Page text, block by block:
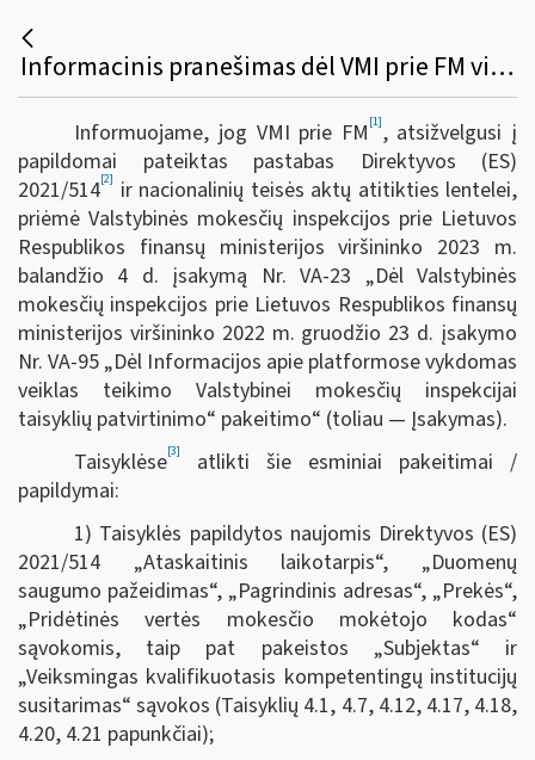
Informacinis pranešimas dėl VMI prie FM viršininko 2023 m. balandžio 4 d. įsakymo Nr. VA-23 „Dėl VMI prie FM viršininko 2022 m. gruodžio 23 d. įsakymo Nr. VA-95 „Dėl informacijos apie platformose vykdomas veiklas teikimo VMI taisyklių patvirtinimo“ pakeitimo“
Informuojame, jog VMI prie FM [1], atsižvelgusi į
papildomai pateiktas pastabas Direktyvos (ES)
2021/514[2] ir nacionalinių teisės aktų atitikties lentelei,
priėmė Valstybinės mokesčių inspekcijos prie Lietuvos
Respublikos finansų ministerijos viršininko 2023 m.
balandžio 4 d. įsakymą Nr. VA-23 „Dėl Valstybinės
mokesčių inspekcijos prie Lietuvos Respublikos finansų
ministerijos viršininko 2022 m. gruodžio 23 d. įsakymo
Nr. VA-95 „Dėl Informacijos apie platformose vykdomas
veiklas teikimo Valstybinei mokesčių inspekcijai
taisyklių patvirtinimo“ pakeitimo“ (toliau — Įsakymas).
Taisyklėse[3]
atlikti šie esminiai pakeitimai /
papildymai:
1) Taisyklės papildytos naujomis Direktyvos (ES)
2021/514 „Ataskaitinis laikotarpis“, „Duomenų
saugumo pažeidimas“, „Pagrindinis adresas“, „Prekės“,
„Pridėtinės vertės mokesčio mokėtojo kodas“
sąvokomis, taip pat pakeistos „Subjektas“ ir
„Veiksmingas kvalifikuotasis kompetentingų institucijų
susitarimas“ sąvokos (Taisyklių 4.1, 4.7, 4.12, 4.17, 4.18,
4.20, 4.21 papunkčiai);